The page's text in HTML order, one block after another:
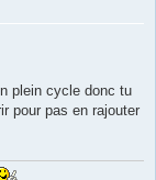
plein cycle donc tu
pour pas en rajouter